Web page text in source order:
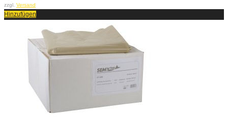
zzgl. Versand
Hinzufügen